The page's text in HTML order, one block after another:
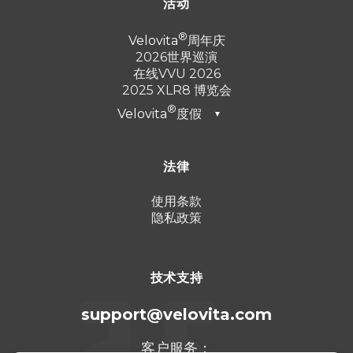
活动
Velovita
周年庆
2026世界巡演
在线VVU 2026
2025 XLR8 博览会
Velovita
度假 ▼
土耳其 2025
蓬塔卡纳 2024
坎昆 2023
法律
使用条款
隐私政策
技术支持
support@velovita.com
客户服务：